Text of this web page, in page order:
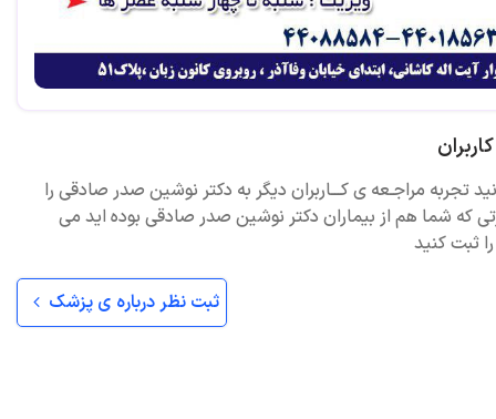
تجربه مراجـعه ی کـــاربران دیگر به دکتر نوشین صدر صادقی را
که شما هم از بیماران دکتر نوشین صدر صادقی بوده اید می
ثبت کنید
ثبت نظر درباره ی پزشک